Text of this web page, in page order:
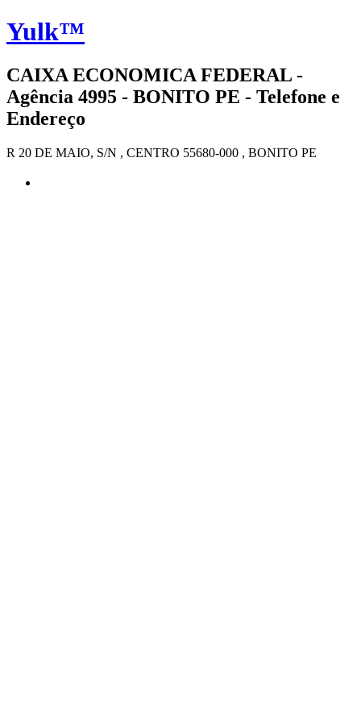
Yulk™
CAIXA ECONOMICA FEDERAL -
Agência 4995 - BONITO PE - Telefone e
Endereço
R 20 DE MAIO, S/N , CENTRO 55680-000 , BONITO PE